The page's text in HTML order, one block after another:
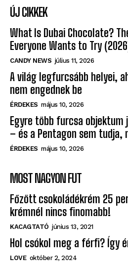
ÚJ CIKKEK
What Is Dubai Chocolate?
Everyone Wants to Try
CANDY NEWS július 11, 2026
A világ legfurcsább helyei,
nem engednek be
ÉRDEKES május 10, 2026
Egyre több furcsa objektum
– és a Pentagon sem tudja,
ÉRDEKES május 10, 2026
MOST NAGYON FUT
Főzött csokoládékrém 25
krémnél nincs finomabb!
KACAGTATÓ június 13, 2021
Hol csókol meg a férfi? Így
LOVE október 2, 2024